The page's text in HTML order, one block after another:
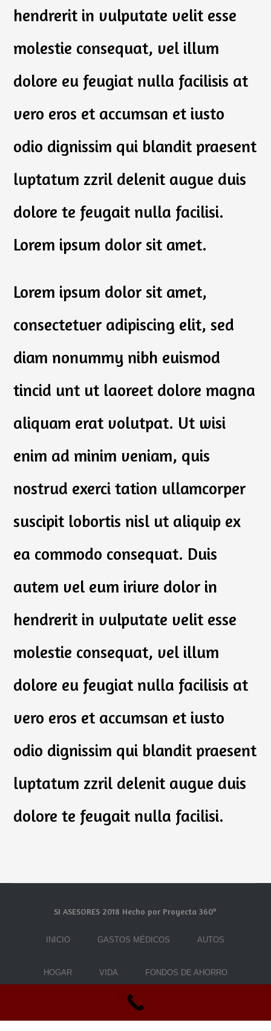
hendrerit in vulputate velit esse
molestie consequat, vel illum
dolore eu feugiat nulla facilisis at
vero eros et accumsan et iusto
odio dignissim qui blandit praesent
luptatum zzril delenit augue duis
dolore te feugait nulla facilisi.
Lorem ipsum dolor sit amet.
Lorem ipsum dolor sit amet,
consectetuer adipiscing elit, sed
diam nonummy nibh euismod
tincid unt ut laoreet dolore magna
aliquam erat volutpat. Ut wisi
enim ad minim veniam, quis
nostrud exerci tation ullamcorper
suscipit lobortis nisl ut aliquip ex
ea commodo consequat. Duis
autem vel eum iriure dolor in
hendrerit in vulputate velit esse
molestie consequat, vel illum
dolore eu feugiat nulla facilisis at
vero eros et accumsan et iusto
odio dignissim qui blandit praesent
luptatum zzril delenit augue duis
dolore te feugait nulla facilisi.
SI ASESORES 2018 Hecho por Proyecta 360º
INICIO GASTOS MÉDICOS AUTOS
HOGAR VIDA FONDOS DE AHORRO
CONTACTO